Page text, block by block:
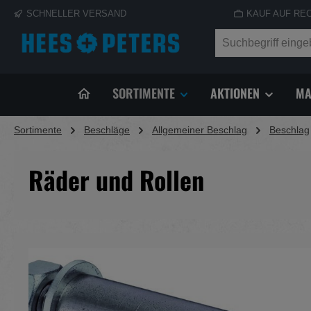
Zur Hauptnavigation springen
SCHNELLER VERSAND KAUF AUF
SORTIMENTE AKTIONEN
Sortimente Beschläge Allgemeiner Beschlag Beschlag
Räder und Rollen